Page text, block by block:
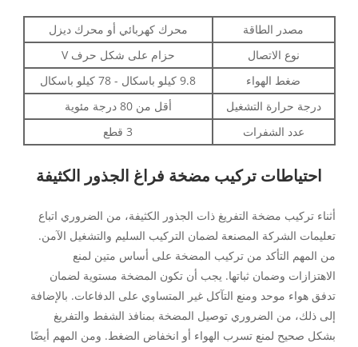
مصدر الطاقة
محرك كهربائي أو محرك ديزل
نوع الاتصال
حزام على شكل حرف V
ضغط الهواء
9.8 كيلو باسكال - 78 كيلو باسكال
درجة حرارة التشغيل
أقل من 80 درجة مئوية
عدد الشفرات
3 قطع
احتياطات تركيب مضخة فراغ الجذور الكثيفة
أثناء تركيب مضخة التفريغ ذات الجذور الكثيفة، من الضروري اتباع
تعليمات الشركة المصنعة لضمان التركيب السليم والتشغيل الآمن.
من المهم التأكد من تركيب المضخة على أساس متين لمنع
الاهتزازات وضمان ثباتها. يجب أن تكون المضخة مستوية لضمان
تدفق هواء موحد ومنع التآكل غير المتساوي على الدفاعات. بالإضافة
إلى ذلك، من الضروري توصيل المضخة بمنافذ الشفط والتفريغ
بشكل صحيح لمنع تسرب الهواء أو انخفاض الضغط. ومن المهم أيضًا